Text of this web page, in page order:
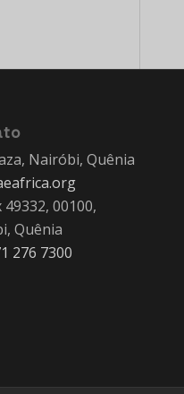
Nairóbi, Quênia
49332, 00100,
Quênia
276 7300